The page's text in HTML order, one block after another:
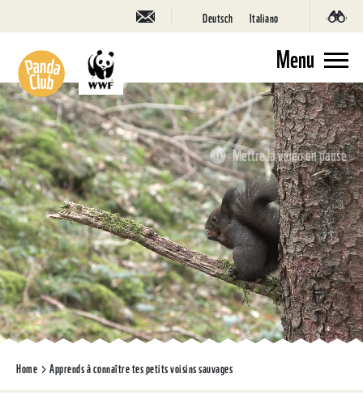
Deutsch Italiano
Menu
Mettre la vidéo en pause
Home Apprends à connaître tes petits voisins sauvages